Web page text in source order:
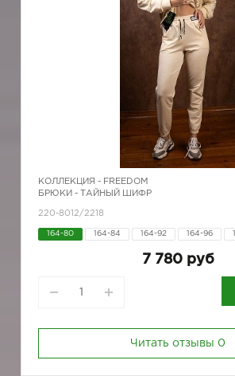
КОЛЛЕКЦИЯ - FREEDOM
БРЮКИ - ТАЙНЫЙ ШИФР
220-8012/2218
164-80 164-84 164-92 164-96
7 780 руб
Читать отзывы 0